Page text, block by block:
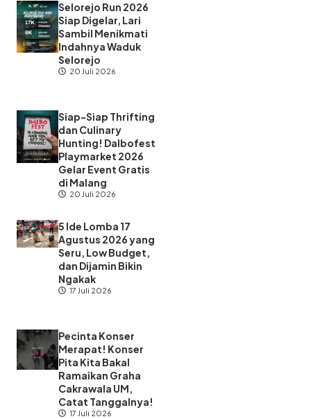
Selorejo Run 2026
Siap Digelar, Lari
Sambil Menikmati
Indahnya Waduk
Selorejo
20 Juli 2026
Siap-Siap Thrifting
dan Culinary
Hunting! Dalbofest
Playmarket 2026
Gelar Event Gratis
di Malang
20 Juli 2026
5 Ide Lomba 17
Agustus 2026 yang
Seru, Low Budget,
dan Dijamin Bikin
Ngakak
17 Juli 2026
Pecinta Konser
Merapat! Konser
Pita Kita Bakal
Ramaikan Graha
Cakrawala UM,
Catat Tanggalnya!
17 Juli 2026